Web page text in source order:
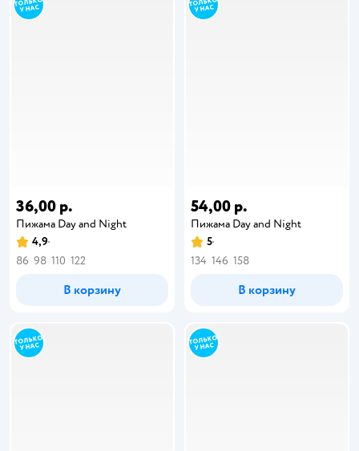
36,00 р.
Пижама Day and Night
4,9
86 98 110 122
В корзину
54,00 р.
Пижама Day and Night
5
134 146 158
В корзину